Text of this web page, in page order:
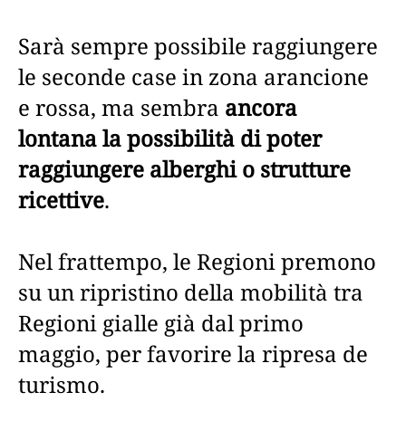
Sarà sempre possibile raggiungere
le seconde case in zona arancione
e rossa, ma sembra ancora
lontana la possibilità di poter
raggiungere alberghi o strutture
ricettive.
Nel frattempo, le Regioni premono
su un ripristino della mobilità tra
Regioni gialle già dal primo
maggio, per favorire la ripresa de
turismo.